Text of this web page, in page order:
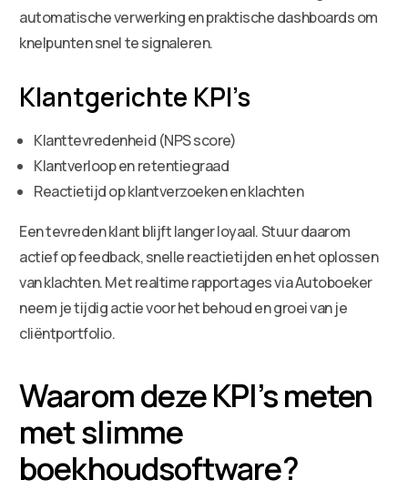
automatische verwerking en praktische dashboards om
knelpunten snel te signaleren.
Klantgerichte KPI’s
Klanttevredenheid (NPS score)
Klantverloop en retentiegraad
Reactietijd op klantverzoeken en klachten
Een tevreden klant blijft langer loyaal. Stuur daarom
actief op feedback, snelle reactietijden en het oplossen
van klachten. Met realtime rapportages via Autoboeker
neem je tijdig actie voor het behoud en groei van je
cliëntportfolio.
Waarom deze KPI’s meten
met slimme
boekhoudsoftware?